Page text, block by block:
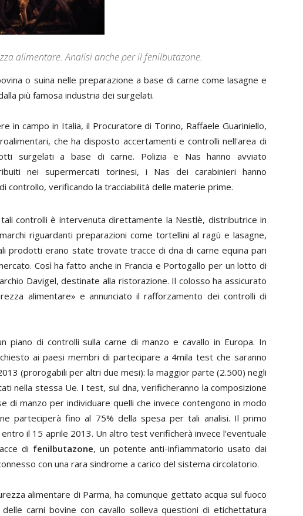
alimentare. Analisi anche per il fenilbutazone.
o suina nelle preparazione a base di carne come lasagne e
più famosa industria dei surgelati.
in campo in Italia, il Procuratore di Torino, Raffaele Guariniello,
che ha disposto accertamenti e controlli nell'area di
surgelati a base di carne. Polizia e Nas hanno avviato
nei supermercati torinesi, i Nas dei carabinieri hanno
controllo, verificando la tracciabilità delle materie prime.
controlli è intervenuta direttamente la Nestlè, distributrice in
riguardanti preparazioni come tortellini al ragù e lasagne,
prodotti erano state trovate tracce di dna di carne equina pari
Così ha fatto anche in Francia e Portogallo per un lotto di
Davigel, destinate alla ristorazione. Il colosso ha assicurato
alimentare» e annunciato il rafforzamento dei controlli di
piano di controlli sulla carne di manzo e cavallo in Europa. In
ai paesi membri di partecipare a 4mila test che saranno
(prorogabili per altri due mesi): la maggior parte (2.500) negli
nella stessa Ue. I test, sul dna, verificheranno la composizione
manzo per individuare quelli che invece contengono in modo
parteciperà fino al 75% della spesa per tali analisi. Il primo
il 15 aprile 2013. Un altro test verificherà invece l'eventuale
di fenilbutazone, un potente anti-infiammatorio usato dai
con una rara sindrome a carico del sistema circolatorio.
alimentare di Parma, ha comunque gettato acqua sul fuoco
delle carni bovine con cavallo solleva questioni di etichettatura